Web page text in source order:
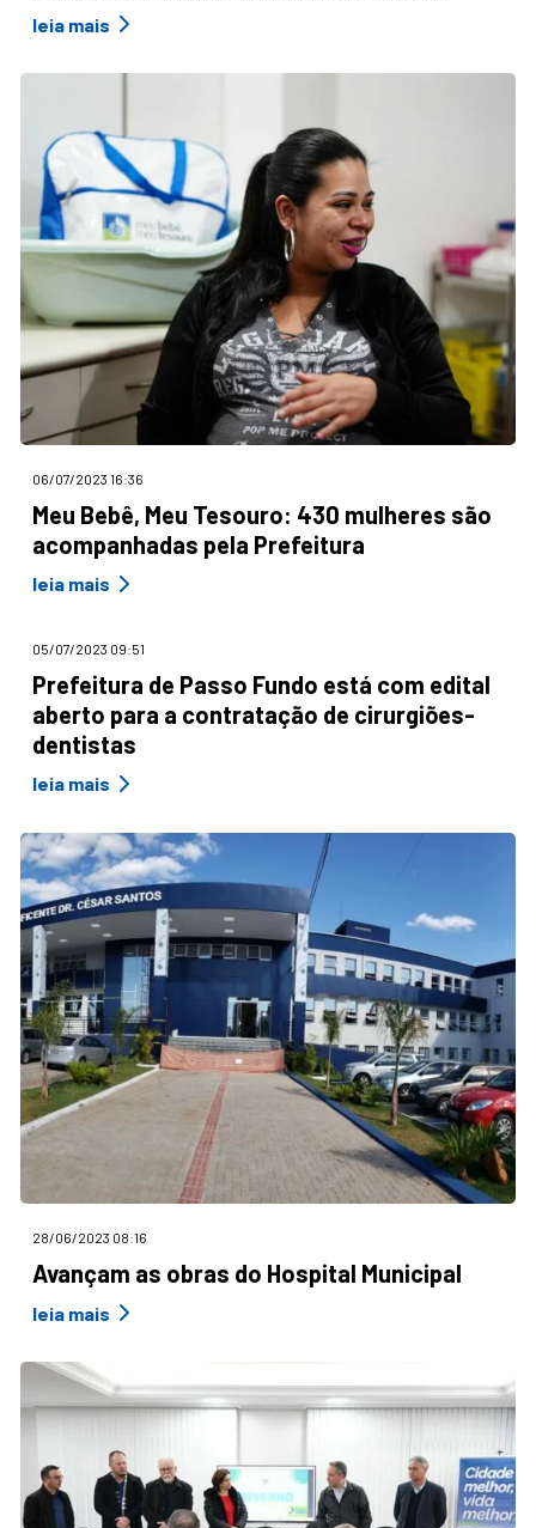
leia mais
06/07/2023 16:36
Meu Bebê, Meu Tesouro: 430 mulheres são
acompanhadas pela Prefeitura
leia mais
05/07/2023 09:51
Prefeitura de Passo Fundo está com edital
aberto para a contratação de cirurgiões-
dentistas
leia mais
28/06/2023 08:16
Avançam as obras do Hospital Municipal
leia mais